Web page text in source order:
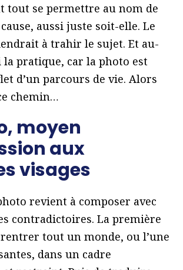
tout se permettre au nom de
aussi juste soit-elle. Le
à trahir le sujet. Et au-
la pratique, car la photo est
d’un parcours de vie. Alors
chemin…
moyen
aux
visages
revient à composer avec
contradictoires. La première
tout un monde, ou l’une
dans un cadre